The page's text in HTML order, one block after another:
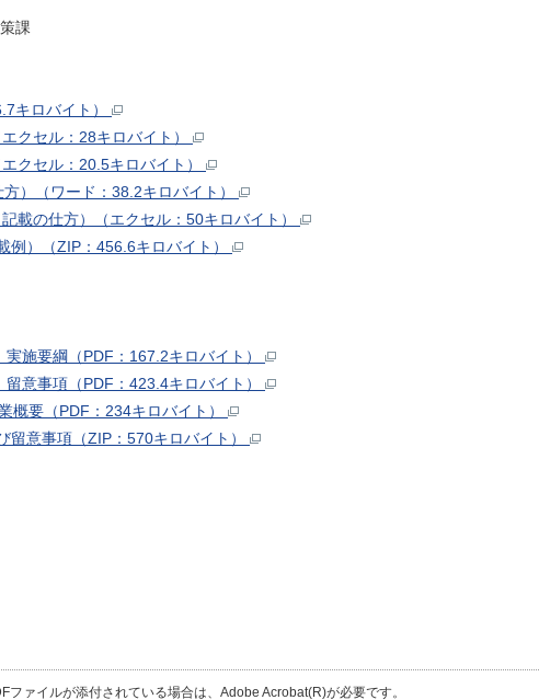
課
キロバイト）
クセル：28キロバイト）
クセル：20.5キロバイト）
）（ワード：38.2キロバイト）
載の仕方）（エクセル：50キロバイト）
例）（ZIP：456.6キロバイト）
施要綱（PDF：167.2キロバイト）
意事項（PDF：423.4キロバイト）
概要（PDF：234キロバイト）
意事項（ZIP：570キロバイト）
ファイルが添付されている場合は、Adobe Acrobat(R)が必要です。